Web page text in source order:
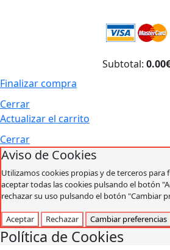
Subtotal:
Finalizar compra
Cerrar
Actualizar el carrito
Cerrar
Aviso de Cookies
Utilizamos cookies propias y de terceros para
aceptar todas las cookies pulsando el botón
rechazar su uso pulsando el botón "Cambiar
Aceptar Rechazar Cambiar preferencias
Política de Cookies